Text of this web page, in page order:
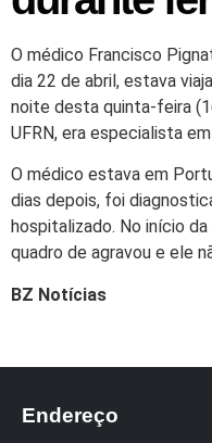
O médico Francisco
dia 22 de abril, estava
noite desta quinta-feira
UFRN, era especialista
O médico estava em
dias depois, foi
hospitalizado. No início
quadro de agravou e ele
BZ Notícias
Endereço